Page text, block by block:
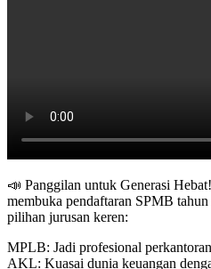
📣 Panggilan untuk Generasi
membuka pendaftaran SPMB
pilihan jurusan keren:
MPLB: Jadi profesional
AKL: Kuasai dunia keuangan